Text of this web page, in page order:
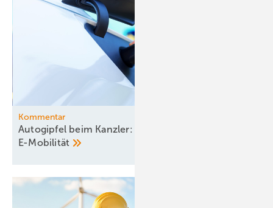
Kommentar
Autogipfel beim Kanzler: Mehr Mut zur
E-Mobilität